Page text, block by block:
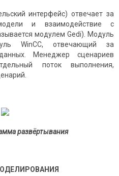
интерфейс) отвечает за
и взаимодействие с
модулем Gedi). Модуль
WinCC, отвечающий за
Менеджер сценариев
поток выполнения,
развёртывания